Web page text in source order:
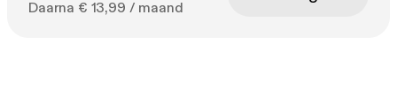
Daarna € 13,99 / maand